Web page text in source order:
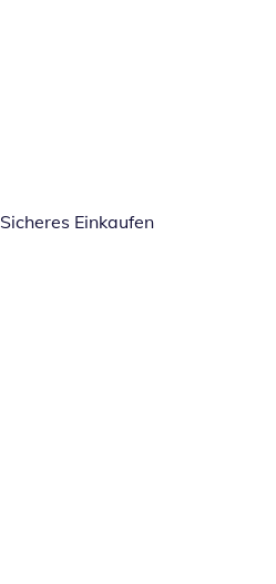
Sicheres Einkaufen